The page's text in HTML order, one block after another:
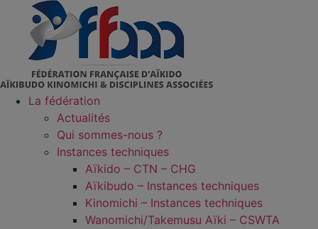
contenu
La fédération
Actualités
Qui sommes-nous ?
Instances techniques
Aïkido – CTN – CHG
Aïkibudo – Instances techniques
Kinomichi – Instances techniques
Wanomichi/Takemusu Aïki – CSWTA